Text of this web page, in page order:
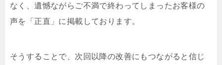
なく、遺憾ながらご不満で終わってしまったお客様の
声を「正直」に掲載しております。
そうすることで、次回以降の改善にもつながると信じ